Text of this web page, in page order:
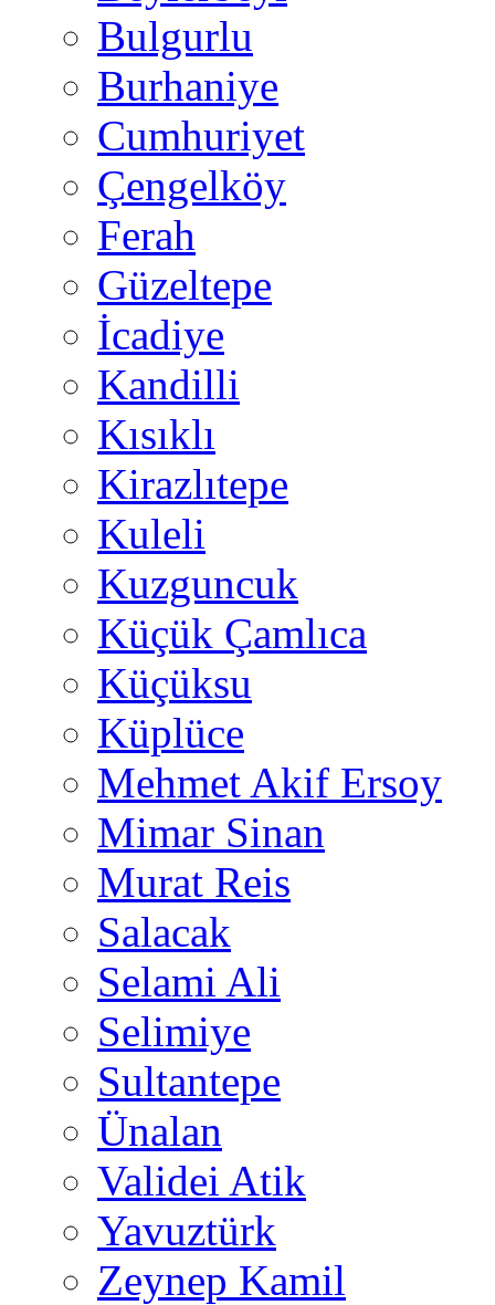
Bulgurlu
Burhaniye
Cumhuriyet
Çengelköy
Ferah
Güzeltepe
İcadiye
Kandilli
Kısıklı
Kirazlıtepe
Kuleli
Kuzguncuk
Küçük Çamlıca
Küçüksu
Küplüce
Mehmet Akif Ersoy
Mimar Sinan
Murat Reis
Salacak
Selami Ali
Selimiye
Sultantepe
Ünalan
Validei Atik
Yavuztürk
Zeynep Kamil